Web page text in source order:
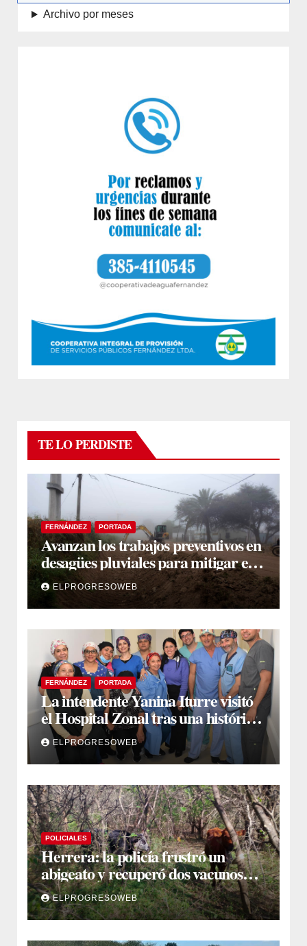
Archivo por meses
TE LO PERDISTE
FERNÁNDEZ PORTADA
Avanzan los trabajos preventivos en
desagües pluviales para mitigar el
impacto de la temporada de lluvias
ELPROGRESOWEB
FERNÁNDEZ PORTADA
La intendente Yanina Iturre visitó
el Hospital Zonal tras una histórica
jornada de intervenciones
laparoscópicas
ELPROGRESOWEB
POLICIALES
Herrera: la policía frustró un
abigeato y recuperó dos vacunos
ocultos en una zona montuosa
ELPROGRESOWEB